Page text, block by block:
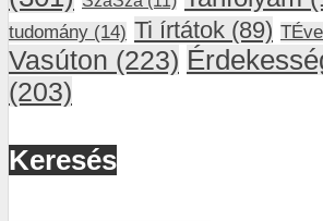
tudomány (14) Ti írtátok (89)
Vasúton (223)
(203)
Keresés